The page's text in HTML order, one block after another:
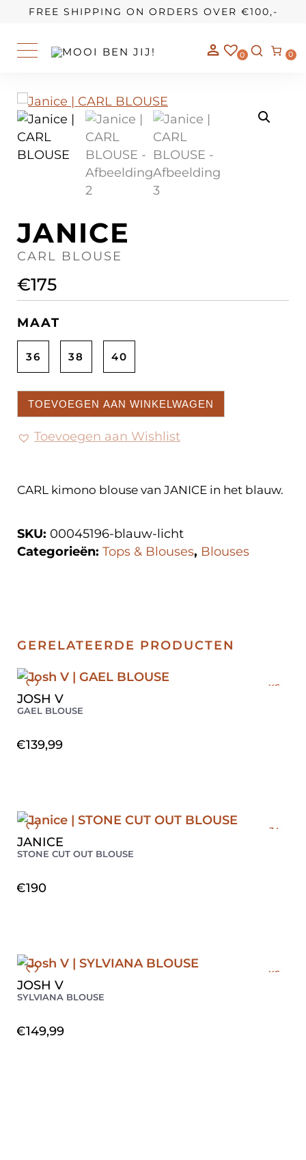
FREE SHIPPING ON ORDERS OVER €100,-
0 0
OUR STORY
JANICE
CARL BLOUSE
€175
MAAT
36 38 40
TOEVOEGEN AAN WINKELWAGEN
Toevoegen aan Wishlist
CARL kimono blouse van JANICE in het blauw.
SKU: 00045196-blauw-licht
Categorieën: Tops & Blouses, Blouses
GERELATEERDE PRODUCTEN
JOSH V
GAEL BLOUSE
€139,99
XS
JANICE
STONE CUT OUT BLOUSE
€190
34
JOSH V
SYLVIANA BLOUSE
€149,99
XS